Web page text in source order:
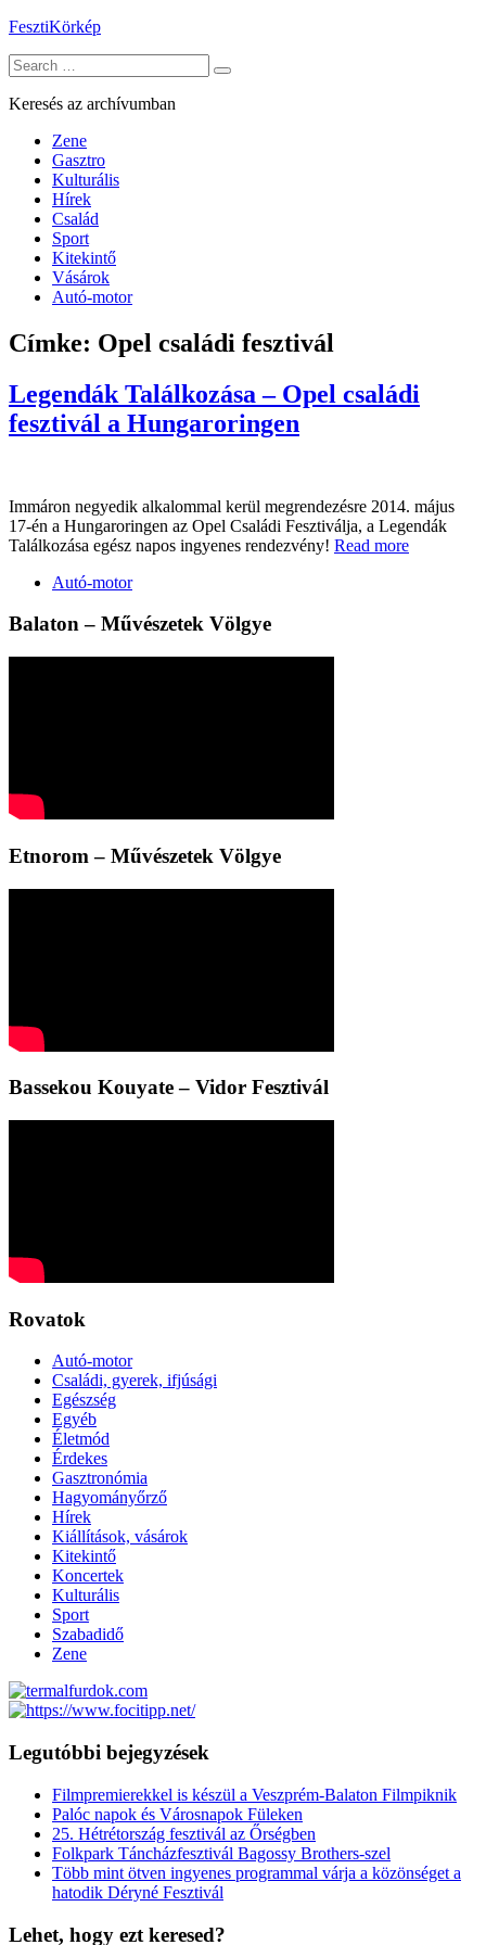
Skip
content
FesztiKörkép
Search
for:
Keresés az archívumban
Zene
Gasztro
Kulturális
Hírek
Család
Sport
Kitekintő
Vásárok
Autó-motor
Címke: Opel családi fesztivál
Legendák Találkozása – Opel családi
fesztivál a Hungaroringen
Immáron negyedik alkalommal kerül megrendezésre 2014. május
17-én a Hungaroringen az Opel Családi Fesztiválja, a Legendák
Találkozása egész napos ingyenes rendezvény! Read more
Autó-motor
Balaton – Művészetek Völgye
Etnorom – Művészetek Völgye
Bassekou Kouyate – Vidor Fesztivál
Rovatok
Autó-motor
Családi, gyerek, ifjúsági
Egészség
Egyéb
Életmód
Érdekes
Gasztronómia
Hagyományőrző
Hírek
Kiállítások, vásárok
Kitekintő
Koncertek
Kulturális
Sport
Szabadidő
Zene
Legutóbbi bejegyzések
Filmpremierekkel is készül a Veszprém-Balaton Filmpiknik
Palóc napok és Városnapok Füleken
25. Hétrétország fesztivál az Őrségben
Folkpark Táncházfesztivál Bagossy Brothers-szel
Több mint ötven ingyenes programmal várja a közönséget a
hatodik Déryné Fesztivál
Lehet, hogy ezt keresed?